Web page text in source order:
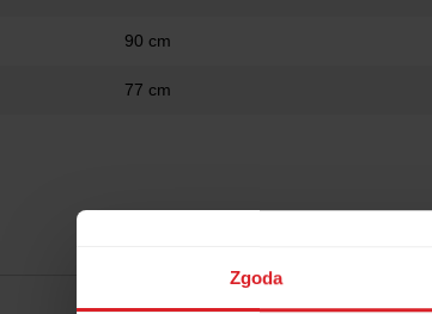
Zgoda
90 cm
77 cm